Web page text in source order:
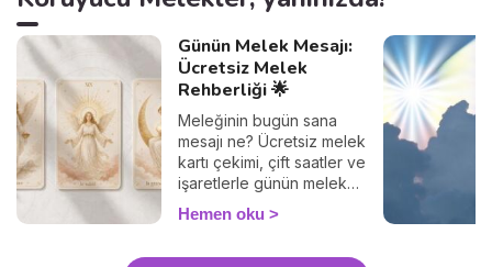
Günün Melek Mesajı:
Ücretsiz Melek
Rehberliği 🌟
Meleğinin bugün sana
mesajı ne? Ücretsiz melek
kartı çekimi, çift saatler ve
işaretlerle günün melek
mesajını çöz: hızlı rehberin
burada.
Hemen oku